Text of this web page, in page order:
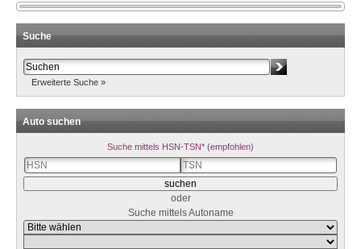
Suche
Erweiterte Suche »
Auto suchen
Suche mittels HSN-TSN* (empfohlen)
oder
Suche mittels Autoname